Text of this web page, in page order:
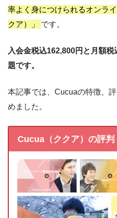
率よく身につけられるオンラ
クア）」 です。
入会金税込162,800円と月額
題です。
本記事では、Cucuaの特徴、
めました。
Cucua（ククア）の評判